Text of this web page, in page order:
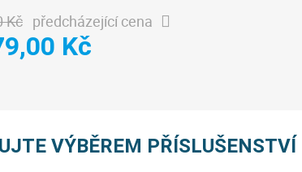
Kč předcházející cena
Kč
VÝBĚREM PŘÍSLUŠENSTVÍ